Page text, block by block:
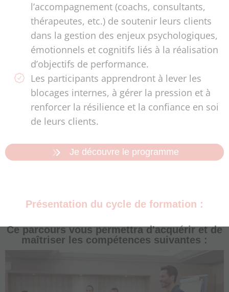
l’accompagnement (coachs, consultants,
thérapeutes, etc.) de soutenir leurs clients
dans la gestion des enjeux psychologiques,
émotionnels et cognitifs liés à la réalisation
d’objectifs de performance.
Les participants apprendront à lever les
blocages internes, à gérer la pression et à
renforcer la résilience et la confiance en soi
de leurs clients.
Je découvre le programme
Présentation du cycle de formation :
Ce parcours vous permettra d'acquérir et de
maîtriser les compétences suivantes :